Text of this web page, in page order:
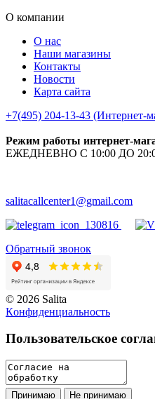
О компании
О нас
Наши магазины
Контакты
Новости
Карта сайта
+7(495) 204-13-43 (Интернет-
Режим работы интернет-
ЕЖЕДНЕВНО С 10:00 ДО
salitacallcenter1@gmail.com
Обратный звонок
© 2026 Salita
Кoнфидeнциaльнoсть
Пользовательское
Принимаю Не принимаю